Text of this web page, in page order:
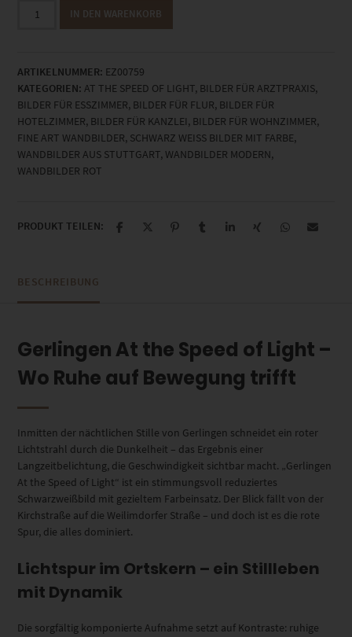
Gerlingen
Speed
of
Light
Menge
IN DEN WARENKORB
ARTIKELNUMMER: EZ00759
KATEGORIEN: AT THE SPEED OF LIGHT, BILDER FÜR ARZTPRAXIS,
BILDER FÜR ESSZIMMER, BILDER FÜR FLUR, BILDER FÜR
HOTELZIMMER, BILDER FÜR KANZLEI, BILDER FÜR WOHNZIMMER,
FINE ART WANDBILDER, SCHWARZ WEISS BILDER MIT FARBE ,
WANDBILDER AUS STUTTGART, WANDBILDER MODERN,
WANDBILDER ROT
PRODUKT TEILEN:
BESCHREIBUNG
Gerlingen At the Speed of Light –
Wo Ruhe auf Bewegung trifft
Inmitten der nächtlichen Stille von Gerlingen schneidet ein roter
Lichtstrahl durch die Dunkelheit – das Ergebnis einer
Langzeitbelichtung, die Geschwindigkeit sichtbar macht. „Gerlingen
At the Speed of Light“ ist ein stimmungsvoll reduziertes
Schwarzweißbild mit gezieltem Farbeinsatz. Der Blick fällt von der
Kirchstraße auf die Weilimdorfer Straße – und doch ist es die rote
Spur, die alles dominiert.
Lichtspur im Ortskern – ein Stillleben
mit Dynamik
Die sorgfältig komponierte Aufnahme setzt auf Kontraste: ruhige